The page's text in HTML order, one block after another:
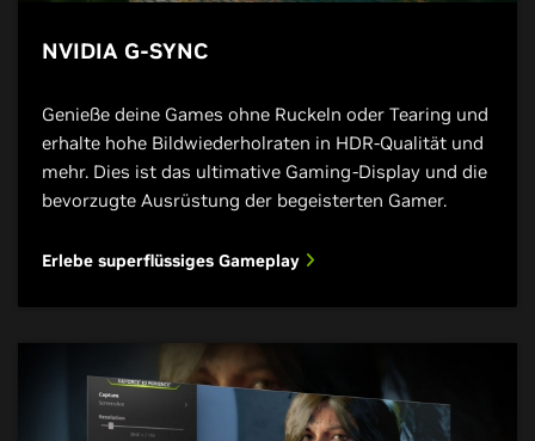
NVIDIA G-SYNC
Genieße deine Games ohne Ruckeln oder Tearing und
erhalte hohe Bildwiederholraten in HDR-Qualität und
mehr. Dies ist das ultimative Gaming-Display und die
bevorzugte Ausrüstung der begeisterten Gamer.
Erlebe superflüssiges Gameplay